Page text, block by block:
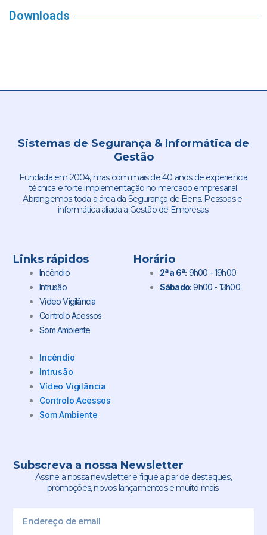
Downloads
Sistemas de Segurança & Informática de
Gestão
Fundada em 2004, mas com mais de 40 anos de experiencia
técnica e forte implementação no mercado empresarial.
Abrangemos toda a área da Segurança de Bens. Pessoas e
informática aliada a Gestão de Empresas.
Links rápidos
Incêndio
Intrusão
Vídeo Vigilância
Controlo Acessos
Som Ambiente
Incêndio
Intrusão
Vídeo Vigilância
Controlo Acessos
Som Ambiente
Horário
2ª a 6ª: 9h00 - 19h00
Sábado:9h00 - 13h00
Subscreva a nossa Newsletter
Assine a nossa newsletter e fique a par de destaques,
promoções, novos lançamentos e muito mais.